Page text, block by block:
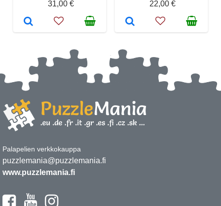
31,00 €
22,00 €
Palapelien verkkokauppa
puzzlemania@puzzlemania.fi
www.puzzlemania.fi